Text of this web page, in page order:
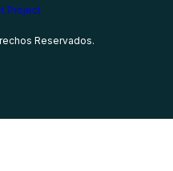
Reservados.